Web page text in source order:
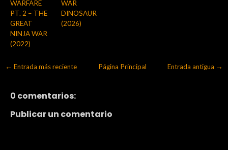
WARFARE
PT. 2 – THE
GREAT
NINJA WAR
(2022)
WAR
DINOSAUR
(2026)
← Entrada más reciente Entrada antigua →
Página Principal
0 comentarios:
Publicar un comentario